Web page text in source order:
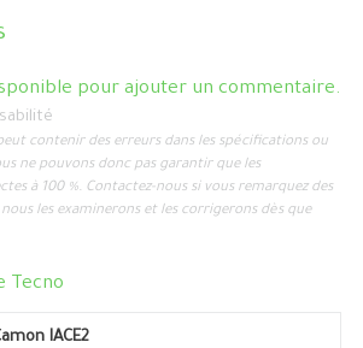
pour ajouter un commentaire.
contenir des erreurs dans les spécifications ou
ne pouvons donc pas garantir que les
à 100 %. Contactez-nous si vous remarquez des
les examinerons et les corrigerons dès que
Tecno
IACE2